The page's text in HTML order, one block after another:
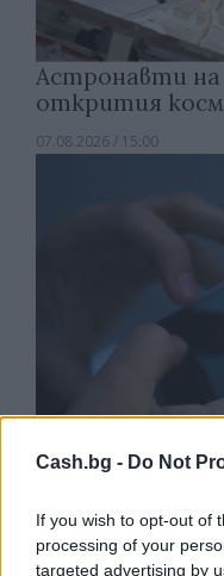
Cash.bg - Do Not
If you wish to opt-out of
processing of your
targeted advertising by
Астронавти на
открития
07.08.2026 / 15:00
Франция ще
обаждания без
абонатите от